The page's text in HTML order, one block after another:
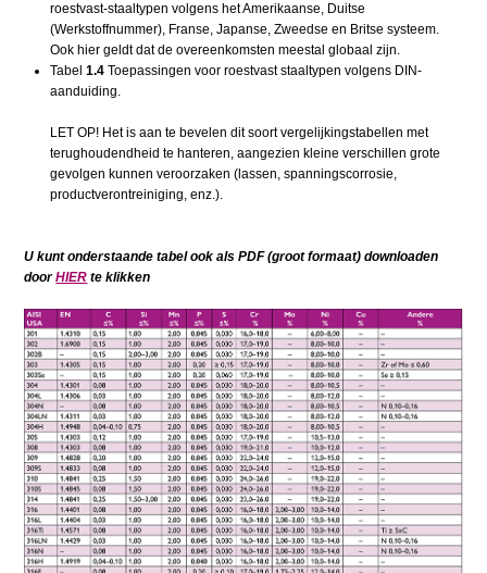
roestvast-staaltypen volgens het Amerikaanse, Duitse
(Werkstoffnummer), Franse, Japanse, Zweedse en Britse systeem.
Ook hier geldt dat de overeenkomsten meestal globaal zijn.
Tabel1.4 Toepassingen voor roestvast staaltypen volgens DIN-
aanduiding.
LET OP! Het is aan te bevelen dit soort vergelijkingstabellen met
terughoudendheid te hanteren, aangezien kleine verschillen grote
gevolgen kunnen veroorzaken (lassen, spanningscorrosie,
productverontreiniging, enz.).
U kunt onderstaande tabel ook als PDF (groot formaat) downloaden
doorHIER te klikken